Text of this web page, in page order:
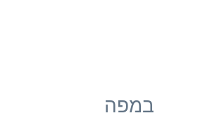
במפה